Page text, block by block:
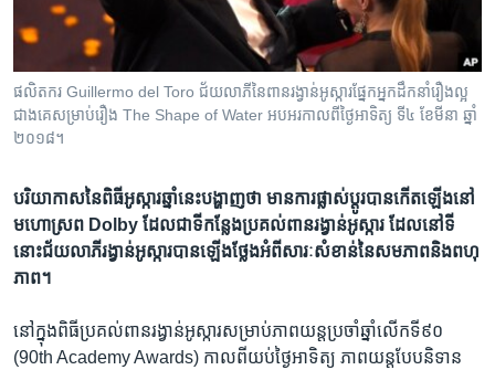
រំលង​
ចូល​
ទៅ​
កាន់​
ស្វែង​
រក
Khmer English
បណ្តាញ​សង្គម
ផលិតករ Guillermo del Toro ជ័យលាភី​នៃ​ពានរង្វាន់​អូស្ការ​ផ្នែក​អ្នក​ដឹកនាំ​រឿង​ល្អ​
ជាង​គេ​សម្រាប់​រឿង The Shape of Water អបអរ​កាល​ពី​ថ្ងៃ​អាទិត្យ ទី​៤ ខែ​មីនា ឆ្នាំ​
២០១៨។
បរិយាកាស​នៃ​ពិធី​អូស្ការ​ឆ្នាំ​នេះ​បង្ហាញ​​ថា មាន​ការ​ផ្លាស់​ប្តូរ​បាន​កើត​ឡើង​​​នៅ​
មហោស្រព Dolby ដែល​ជា​ទី​កន្លែង​​ប្រគល់​ពាន​រង្វាន់​អូស្ការ ដែល​នៅ​ទី​
នោះ​ជ័យលាភី​រង្វាន់​អូស្ការ​បាន​ឡើង​ថ្លែង​អំពី​សារៈសំខាន់​នៃ​សមភាព​និង​ពហុ
ភាព។
នៅ​ក្នុង​ពិធី​ប្រគល់​ពាន​រង្វាន់អូស្កា​រ​សម្រាប់​ភាពយន្ត​ប្រចាំ​ឆ្នាំ​លើក​ទី​៩០
(90th Academy Awards) កាលពី​យប់​ថ្ងៃ​អាទិត្យ ភាពយន្ត​បែប​និទាន